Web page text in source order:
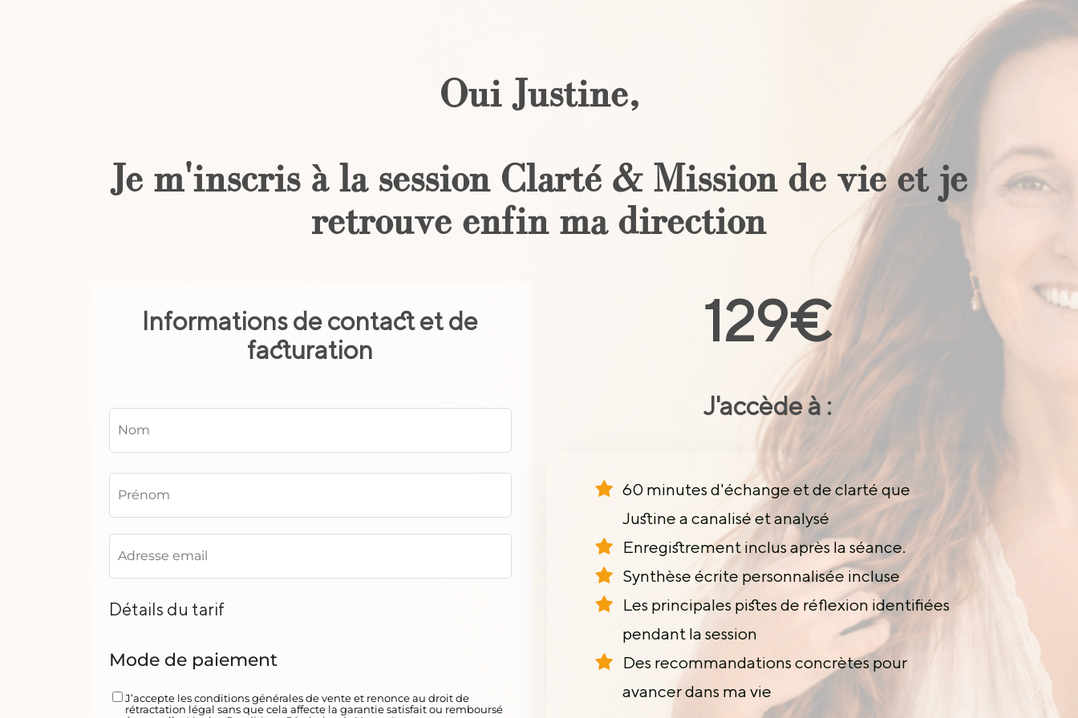
Oui Justine,
Je m'inscris à la session Clarté & Mission de vie et je
retrouve enfin ma direction
Informations de contact et de
facturation
Détails du tarif
Mode de paiement
J’accepte les conditions générales de vente et renonce au droit de
rétractation légal sans que cela affecte la garantie satisfait ou remboursé
129€
J'accède à :
60 minutes d'échange et de clarté que
Justine a canalisé et analysé
Enregistrement inclus après la séance.
Synthèse écrite personnalisée incluse
Les principales pistes de réflexion identifiées
pendant la session
Des recommandations concrètes pour
avancer dans ma vie